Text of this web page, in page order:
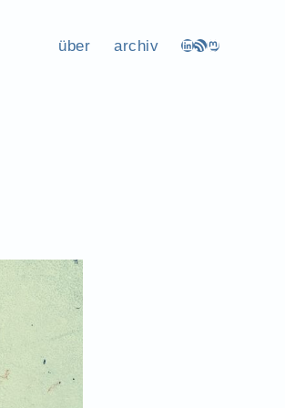
über archiv LinkedIn
RSS-FeedMastodon